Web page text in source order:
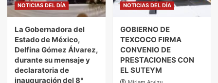
NOTICIAS DEL DÍA
La Gobernadora del
Estado de México,
Delfina Gómez Álvarez,
durante su mensaje y
declaratoria de
inauguración del 8°
NOTICIAS DEL DÍA
GOBIERNO DE
TEXCOCO FIRMA
CONVENIO DE
PRESTACIONES CON
EL SUTEYM